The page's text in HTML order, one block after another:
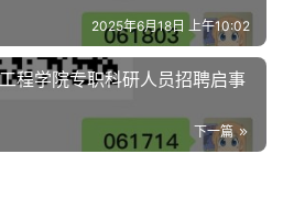
2025年6月18日 上午10:02
程学院专职科研人员招聘启事
下一篇